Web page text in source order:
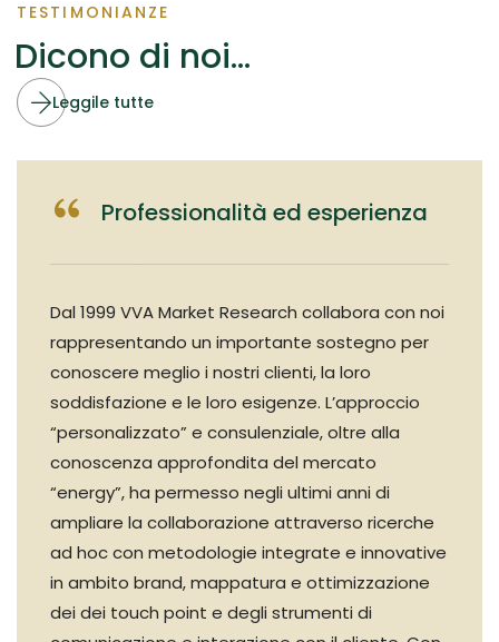
TESTIMONIANZE
Dicono di noi...
Leggile tutte
Professionalità ed esperienza
Dal 1999 VVA Market Research collabora con noi
rappresentando un importante sostegno per
conoscere meglio i nostri clienti, la loro
soddisfazione e le loro esigenze. L’approccio
“personalizzato” e consulenziale, oltre alla
conoscenza approfondita del mercato
“energy”, ha permesso negli ultimi anni di
ampliare la collaborazione attraverso ricerche
ad hoc con metodologie integrate e innovative
in ambito brand, mappatura e ottimizzazione
dei dei touch point e degli strumenti di